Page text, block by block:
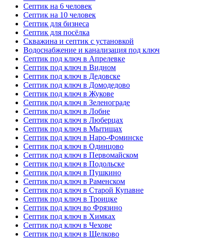
Септик на 6 человек
Септик на 10 человек
Септик для бизнеса
Септик для посёлка
Скважина и септик с установкой
Водоснабжение и канализация под ключ
Септик под ключ в Апрелевке
Септик под ключ в Видном
Септик под ключ в Дедовске
Септик под ключ в Домодедово
Септик под ключ в Жукове
Септик под ключ в Зеленограде
Септик под ключ в Лобне
Септик под ключ в Люберцах
Септик под ключ в Мытищах
Септик под ключ в Наро-Фоминске
Септик под ключ в Одинцово
Септик под ключ в Первомайском
Септик под ключ в Подольске
Септик под ключ в Пушкино
Септик под ключ в Раменском
Септик под ключ в Старой Купавне
Септик под ключ в Троицке
Септик под ключ во Фрязино
Септик под ключ в Химках
Септик под ключ в Чехове
Септик под ключ в Щелково